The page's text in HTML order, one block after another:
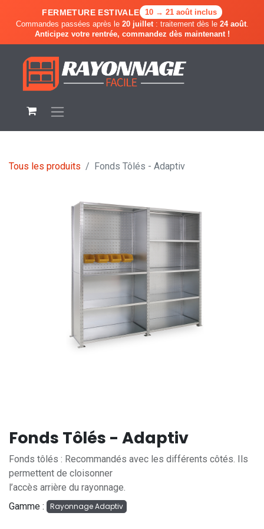
FERMETURE ESTIVALE
10 → 21 août inclus
Commandes passées après le 20 juillet: traitement dès le 24 août.
Anticipez votre rentrée, commandez dès maintenant !
Tous les produits Fonds Tôlés - Adaptiv
Fonds Tôlés - Adaptiv
Fonds tôlés : Recommandés avec les différents côtés. Ils
permettent de cloisonner
l’accès arrière du rayonnage.
Gamme :
Rayonnage Adaptiv